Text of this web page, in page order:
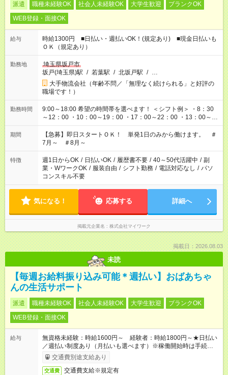
派遣 職種未経験OK 社会人未経験OK 大学生歓迎
ブランクOK
WEB登録・面接OK
給与
時給1300円 ■日払い・週払いOK！(規定あり) ■現金日払いも
ＯＫ（規定あり）
勤務地
埼玉県坂戸市
坂戸(埼玉県)駅 / 若葉駅 / 北坂戸駅 / …
大手物流会社（年齢不問／「無理なく続けられる」と好評の
職場です！）
勤務時間
9:00～18:00 希望の時間帯を選べます！ ＜シフト例＞ ・8：30
～12：00 ・10：00～19：00 ・17：00～22：00 ・13：00～
22：00 ・22：00～翌6：00 など
期間
【急募】即日スタートＯＫ！ 単発1日のみから働けます。 ＃
7月～ ＃8月～
特徴 週1日からOK / 日払いOK / 履歴書不要 / 40～50代活躍中 / 副
業・WワークOK / 服装自由 / シフト勤務 / 電話対応なし / パソ
コンスキル不要
気になる！ 応募する 詳細へ
掲載元企業名 株式会社マイワーク
掲載日：2026.08.03
未読
【毎週お給料振り込み可能＊週払い】おばあちゃ
んの生活サポート
派遣 職種未経験OK 社会人未経験OK 大学生歓迎
ブランクOK
WEB登録・面接OK
給与
無資格未経験：時給1600円～ 経験者：時給1800円～★日払い
／週払い制度あり（月払いも選べます）※稼働開始時は手続き完
了次第のお支払いとなります。
交通費別途支給あり
交通費 交通費支給※規定有